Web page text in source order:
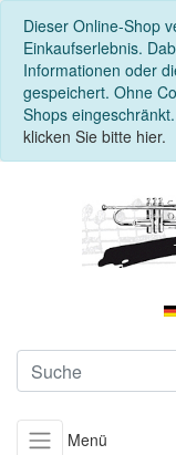
Dieser Online-Shop
Einkaufserlebnis.
Informationen oder
gespeichert. Ohne
Shops eingeschränkt.
klicken Sie bitte hier.
Menü